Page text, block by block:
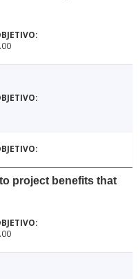
project benefits that